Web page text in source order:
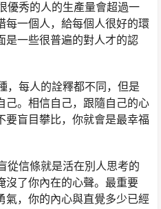
秀的人的生產量會超過一
每一個人，給每個人很好的環
是一些很普遍的對人才的認
每人的詮釋都不同，但是
己。相信自己，跟隨自己的心
要盲目攀比，你就會是最幸福
信條就是活在別人思考的
沒了你內在的心聲。最重要
氣，你的內心與直覺多少已經